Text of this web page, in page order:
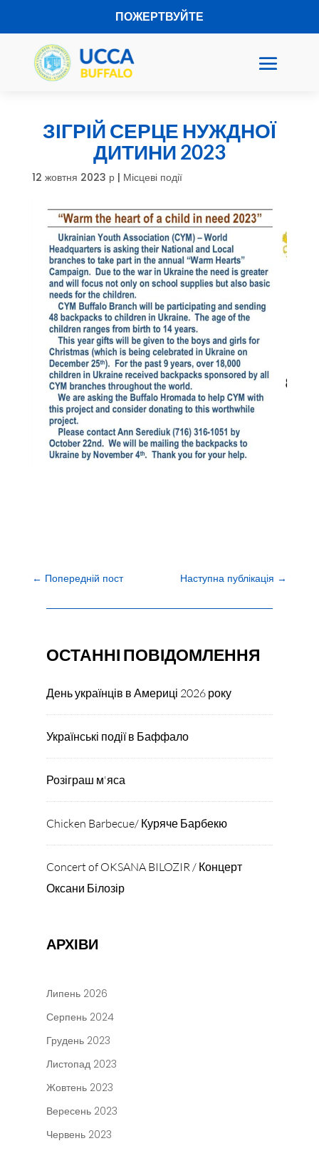
ПОЖЕРТВУЙТЕ
ЗІГРІЙ СЕРЦЕ НУЖДНОЇ
ДИТИНИ 2023
12 жовтня 2023 р| Місцеві події
← Попередній пост Наступна публікація →
ОСТАННІ ПОВІДОМЛЕННЯ
День українців в Америці 2026 року
Українські події в Баффало
Розіграш м'яса
Chicken Barbecue/ Куряче Барбекю
Concert of OKSANA BILOZIR / Концерт
Оксани Білозір
АРХІВИ
Липень 2026
Серпень 2024
Грудень 2023
Листопад 2023
Жовтень 2023
Вересень 2023
Червень 2023